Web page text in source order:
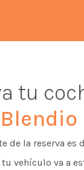
tu
Blendio
de la reserva es
vehículo va a